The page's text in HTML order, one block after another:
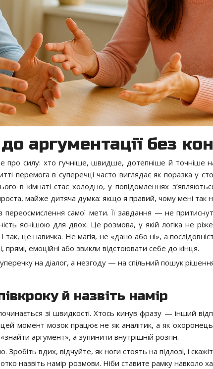
аргументації без
силу: хто гучніше, швидше, дотепніше й точніше
перемога в суперечці часто виглядає як поразка у
в кімнаті стає холодно, у повідомленнях
майже дитяча думка: якщо я правий, чому мені так
переосмислення самої мети. Її завдання — не
яснішою для двох. Це розмова, у якій логіка не ріже,
так, це навичка. Не магія, не «дано або ні», а
емоційні або звикли відстоювати себе до кінця.
на діалог, а незгоду — на спільний пошук
й назвіть намір
зі швидкості. Хтось кинув фразу — інший
момент мозок працює не як аналітик, а як
аргумент», а зупинити внутрішній розгін.
вдих, відчуйте, як ноги стоять на підлозі, і
назвіть намір розмови. Ніби ставите рамку навколо